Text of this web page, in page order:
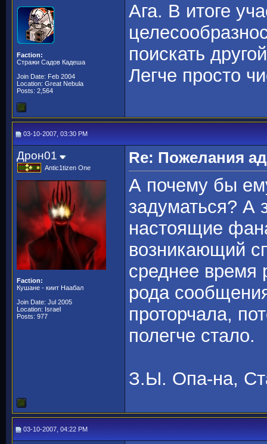
Faction:
Стражи Садов Кадеша
Join Date: Feb 2004
Location: Great Nebula
Posts: 2,564
Ага. В итоге
поискать
Легче просто
03-10-2007, 03:30 PM
Дрон01
Antic1tizen One
Faction:
Кушане - киит Наабал
Join Date: Jul 2005
Location: Israel
Posts: 977
Re: Пожелания
А почему бы
задуматься? А
настоящие
возникающий
среднее время
рода
проторчала,
полегче стало.
З.Ы. Опа-на,
03-10-2007, 04:22 PM